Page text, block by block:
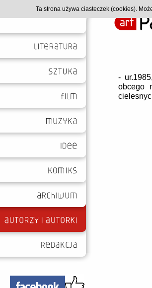
-
obcego
Ta strona używa ciasteczek (cookies).